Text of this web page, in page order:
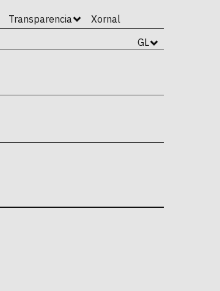
Transparencia Xornal
GL